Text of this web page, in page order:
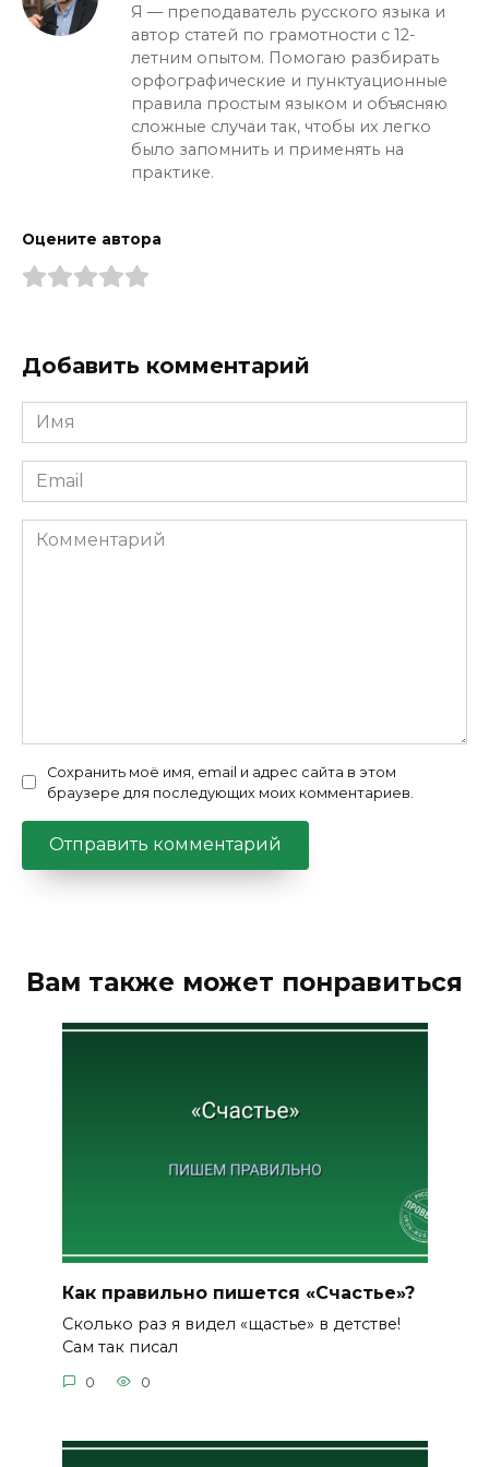
Я — преподаватель русского языка и
автор статей по грамотности с 12-
летним опытом. Помогаю разбирать
орфографические и пунктуационные
правила простым языком и объясняю
сложные случаи так, чтобы их легко
было запомнить и применять на
практике.
Оцените автора
Добавить комментарий
Имя
*
Email
*
Комментарий
Сохранить моё имя, email и адрес сайта в этом
браузере для последующих моих комментариев.
Вам также может понравиться
Как правильно пишется «Счастье»?
Сколько раз я видел «щастье» в детстве!
Сам так писал
0 0